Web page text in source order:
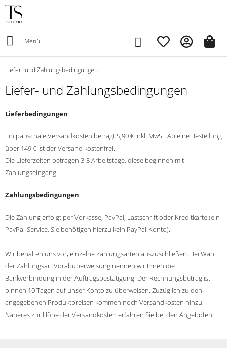
Menü
Liefer- und Zahlungsbedingungen
Liefer- und Zahlungsbedingungen
Lieferbedingungen
Ein pauschale Versandkosten beträgt 5,90 € inkl. MwSt. Ab eine Bestellung
über 149 € ist der Versand kostenfrei.
Die Lieferzeiten betragen 3-5 Arbeitstage, diese beginnen mit
Zahlungseingang.
Zahlungsbedingungen
Die Zahlung erfolgt per Vorkasse, PayPal, Lastschrift oder Kreditkarte(ein
PayPal-Service, Sie benötigen hierzu kein PayPal-Konto).
Wir behalten uns vor, einzelne Zahlungsarten auszuschließen. Bei Wahl
der Zahlungsart Vorabüberweisung nennen wir Ihnen die
Bankverbindung in der Auftragsbestätigung. Der Rechnungsbetrag ist
binnen 10 Tagen auf unser Konto zu überweisen. Zuzüglich zu den
angegebenen Produktpreisen kommen noch Versandkosten hinzu.
Näheres zur Höhe der Versandkosten erfahren Sie bei den Angeboten.